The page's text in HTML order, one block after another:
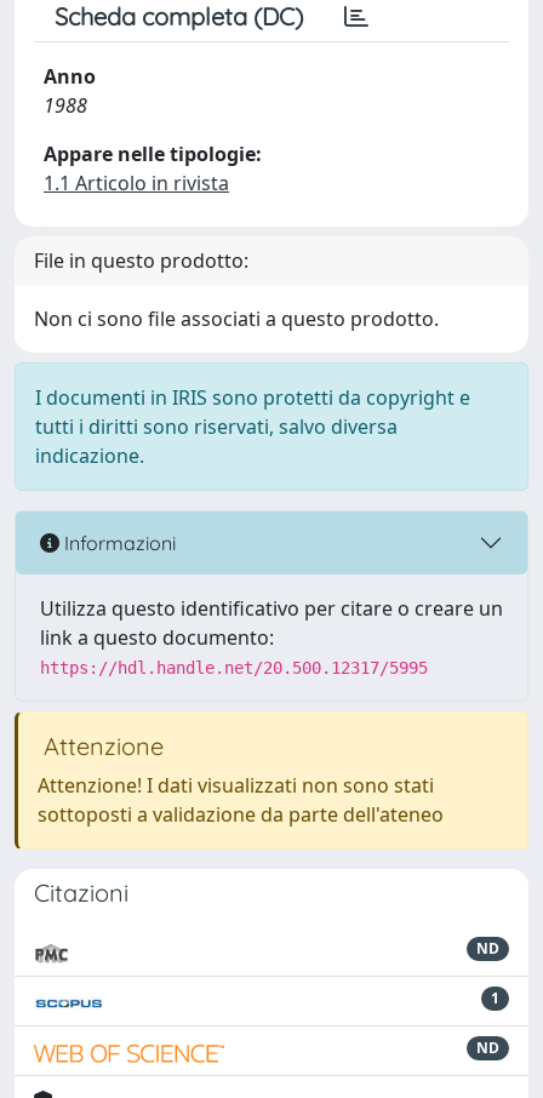
Scheda completa (DC)
Anno
1988
Appare nelle tipologie:
1.1 Articolo in rivista
File in questo prodotto:
Non ci sono file associati a questo prodotto.
I documenti in IRIS sono protetti da copyright e
tutti i diritti sono riservati, salvo diversa
indicazione.
Informazioni
Utilizza questo identificativo per citare o creare un
link a questo documento:
https://hdl.handle.net/20.500.12317/5995
Attenzione
Attenzione! I dati visualizzati non sono stati
sottoposti a validazione da parte dell'ateneo
Citazioni
ND
1
ND